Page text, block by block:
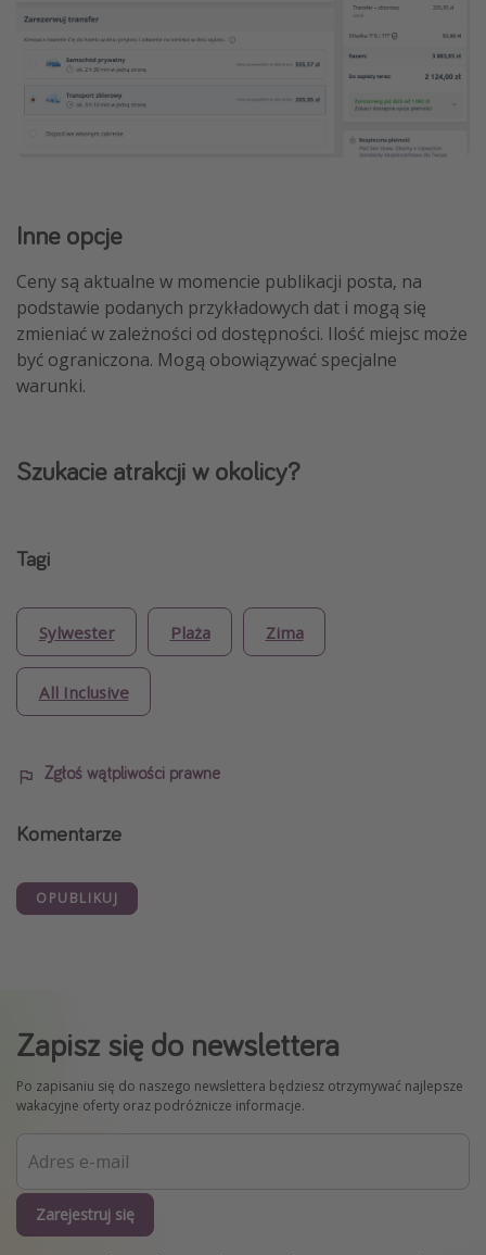
Inne opcje
Ceny są aktualne w momencie publikacji posta, na
podstawie podanych przykładowych dat i mogą się
zmieniać w zależności od dostępności. Ilość miejsc może
być ograniczona. Mogą obowiązywać specjalne
warunki.
Szukacie atrakcji w okolicy?
Tagi
Sylwester Plaża Zima
All Inclusive
Zgłoś wątpliwości prawne
Komentarze
OPUBLIKUJ
Zapisz się do newslettera
Po zapisaniu się do naszego newslettera będziesz otrzymywać najlepsze
wakacyjne oferty oraz podróżnicze informacje.
Zarejestruj się